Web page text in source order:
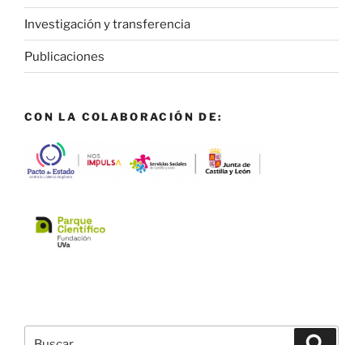
Investigación y transferencia
Publicaciones
CON LA COLABORACIÓN DE: